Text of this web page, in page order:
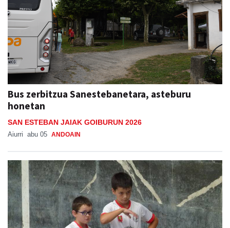
Bus zerbitzua Sanestebanetara, asteburu
honetan
SAN ESTEBAN JAIAK GOIBURUN 2026
Aiurri abu 05 ANDOAIN